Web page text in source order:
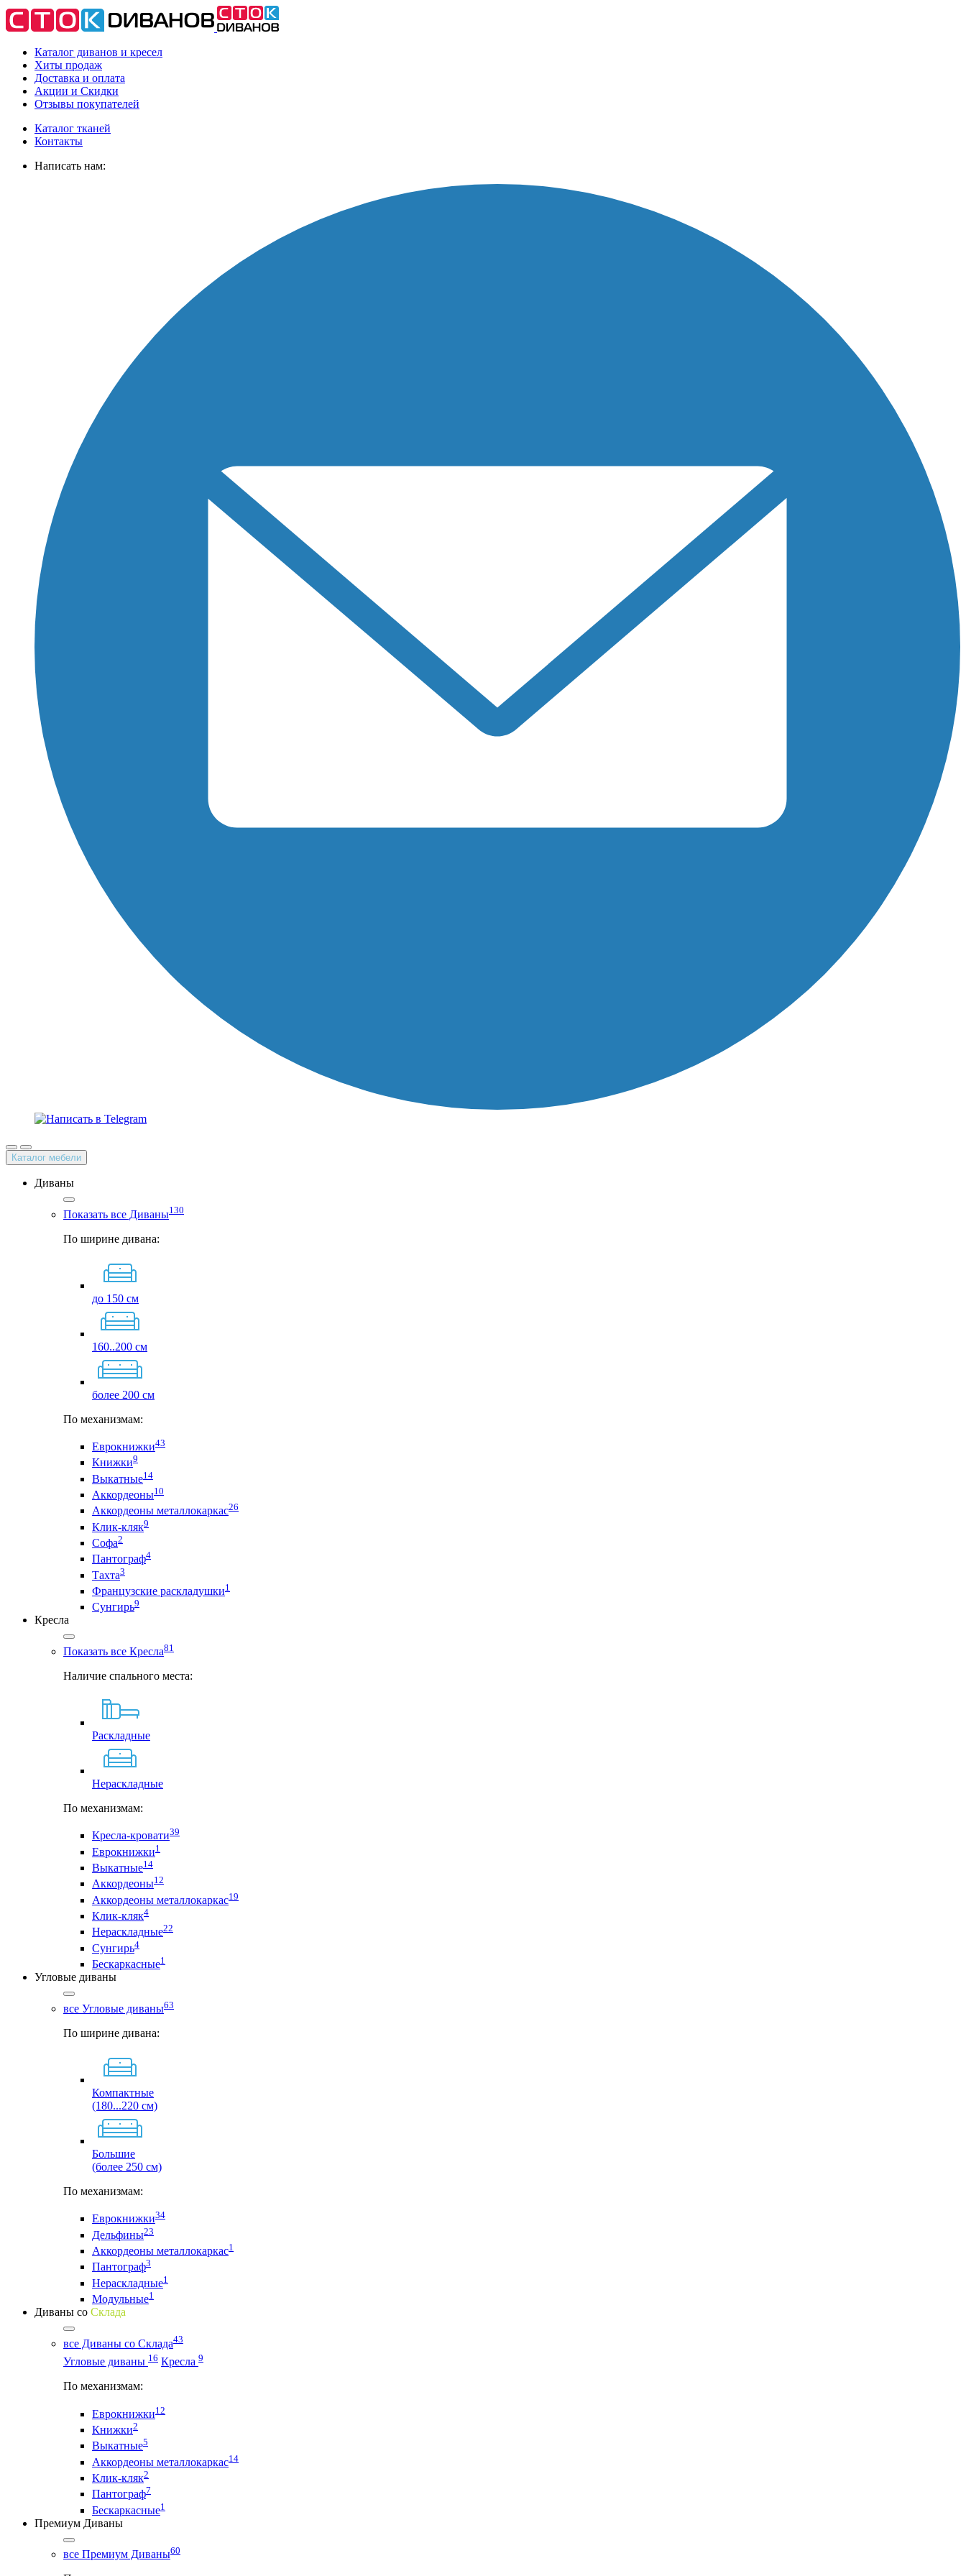
Каталог диванов и кресел
Хиты продаж
Доставка и оплата
Акции и Скидки
Отзывы покупателей
Каталог тканей
Контакты
Написать нам:
Каталог мебели
Диваны
Показать все Диваны130
По ширине дивана:
до 150 см
160..200 см
более 200 см
По механизмам:
Еврокнижки43
Книжки9
Выкатные14
Аккордеоны10
Аккордеоны металлокаркас26
Клик-кляк9
Софа2
Пантограф4
Тахта3
Французские раскладушки1
Сунгирь9
Кресла
Показать все Кресла81
Наличие спального места:
Раскладные
Нераскладные
По механизмам:
Кресла-кровати39
Еврокнижки1
Выкатные14
Аккордеоны12
Аккордеоны металлокаркас19
Клик-кляк4
Нераскладные22
Сунгирь4
Бескаркасные1
Угловые диваны
все Угловые диваны63
По ширине дивана:
Компактные
(180...220 см)
Большие
(более 250 см)
По механизмам:
Еврокнижки34
Дельфины23
Аккордеоны металлокаркас1
Пантограф3
Нераскладные1
Модульные1
Диваны со Склада
все Диваны со Склада43
Угловые диваны 16 Кресла 9
По механизмам:
Еврокнижки12
Книжки2
Выкатные5
Аккордеоны металлокаркас14
Клик-кляк2
Пантограф7
Бескаркасные1
Премиум Диваны
все Премиум Диваны60